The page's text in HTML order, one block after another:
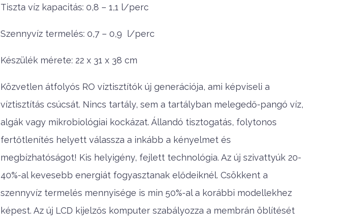
Tiszta víz kapacitás: 0,8 – 1,1 l/perc
Szennyvíz termelés: 0,7 – 0,9 l/perc
Készülék mérete: 22 x 31 x 38 cm
Közvetlen átfolyós RO víztisztítók új generációja, ami képviseli a
víztisztítás csúcsát. Nincs tartály, sem a tartályban melegedő-pangó víz,
algák vagy mikrobiológiai kockázat. Állandó tisztogatás, folytonos
fertőtlenítés helyett válassza a inkább a kényelmet és
megbízhatóságot! Kis helyigény, fejlett technológia. Az új szivattyúk 20-
40%-al kevesebb energiát fogyasztanak elődeiknél. Csökkent a
szennyvíz termelés mennyisége is min 50%-al a korábbi modellekhez
képest. Az új LCD kijelzős komputer szabályozza a membrán öblítését